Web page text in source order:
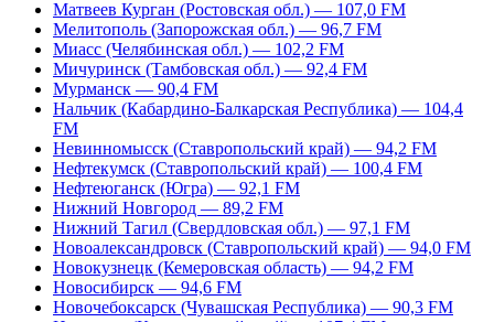
Матвеев Курган (Ростовская обл.) — 107,0 FM
Мелитополь (Запорожская обл.) — 96,7 FM
Миасс (Челябинская обл.) — 102,2 FM
Мичуринск (Тамбовская обл.) — 92,4 FM
Мурманск — 90,4 FM
Нальчик (Кабардино-Балкарская Республика) — 104,4
FM
Невинномысск (Ставропольский край) — 94,2 FM
Нефтекумск (Ставропольский край) — 100,4 FM
Нефтеюганск (Югра) — 92,1 FM
Нижний Новгород — 89,2 FM
Нижний Тагил (Свердловская обл.) — 97,1 FM
Новоалександровск (Ставропольский край) — 94,0 FM
Новокузнецк (Кемеровская область) — 94,2 FM
Новосибирск — 94,6 FM
Новочебоксарск (Чувашская Республика) — 90,3 FM